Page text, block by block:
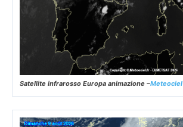
Satellite infrarosso Europa animazione –Meteociel